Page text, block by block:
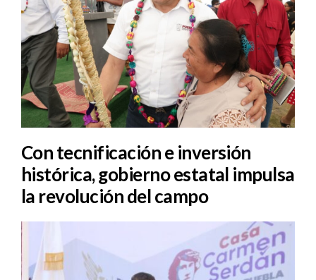
Con tecnificación e inversión
histórica, gobierno estatal impulsa
la revolución del campo